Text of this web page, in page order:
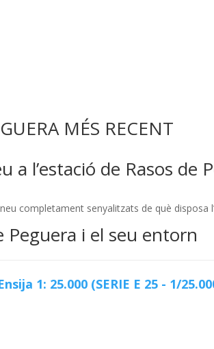
MÉS RECENT
l’estació de Rasos de
completament senyalitzats de què disposa
Peguera i el seu entorn
1: 25.000 (SERIE E 25 - 1/